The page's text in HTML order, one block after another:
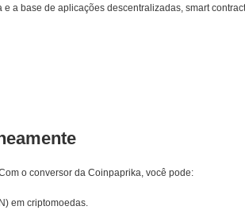
a base de aplicações descentralizadas, smart
o conversor da Coinpaprika, você pode:
em criptomoedas.